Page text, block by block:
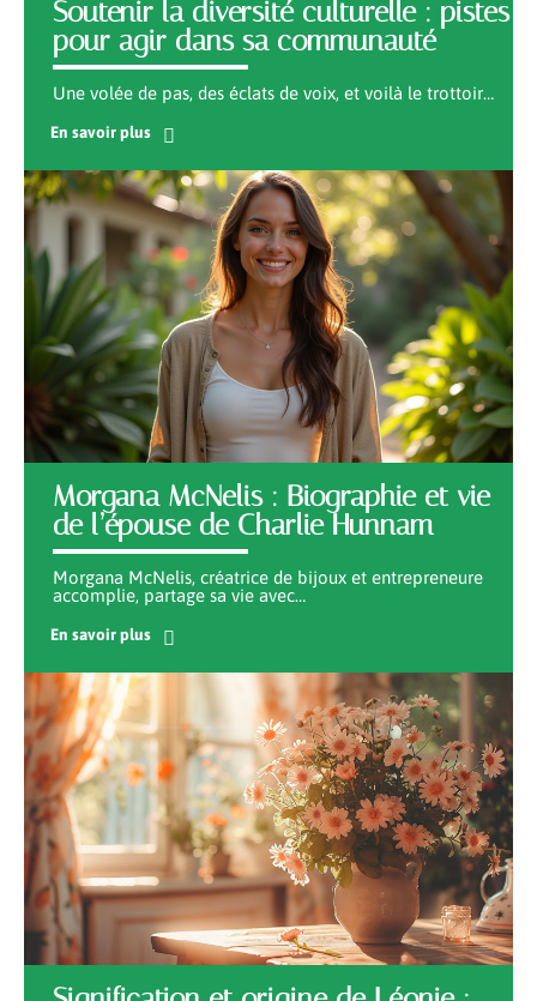
Soutenir la diversité culturelle : pistes
pour agir dans sa communauté
Une volée de pas, des éclats de voix, et voilà le trottoir…
En savoir plus
Morgana McNelis : Biographie et vie
de l’épouse de Charlie Hunnam
Morgana McNelis, créatrice de bijoux et entrepreneure
accomplie, partage sa vie avec…
En savoir plus